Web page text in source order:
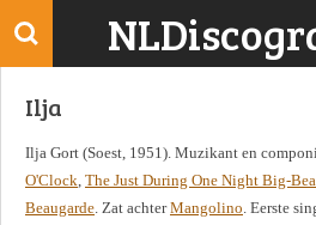
Ga
deIlja
Ilja Gort (Soest, 1951). Muzikant en
O'Clock, The Just During One Night Big-
Beaugarde. Zat achterMangolino. Eerste